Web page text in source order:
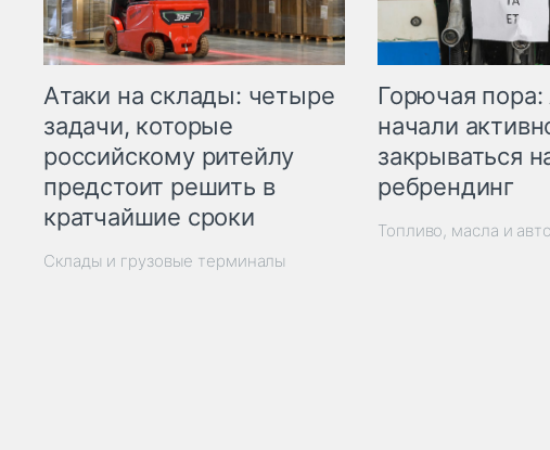
Атаки на склады: четыре
задачи, которые
российскому ритейлу
предстоит решить в
кратчайшие сроки
Склады и грузовые терминалы
Горючая
начали
закрываться
ребрендинг
Топливо, масла и